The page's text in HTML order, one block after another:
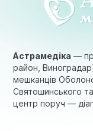
Астрамедіка —
район,
мешканців
Святошинського
центр поруч —